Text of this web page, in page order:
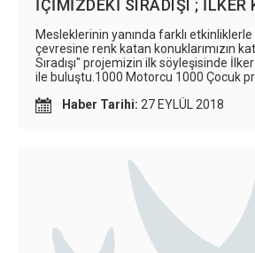
İÇİMİZDEKİ SIRADIŞI ; İLKER
Mesleklerinin yanında farklı etkinliklerle
çevresine renk katan konuklarımızın
Sıradışı" projemizin ilk söyleşisinde
ile buluştu.1000 Motorcu 1000 Çocuk
bizlerle paylaştı. Öğrencilerimiz ile
Haber Tarihi: 27 EYLÜL 2018